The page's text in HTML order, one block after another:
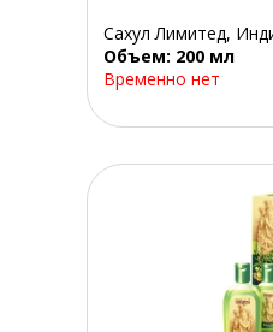
Сахул Лимитед,
Объем: 200 мл
Временно нет